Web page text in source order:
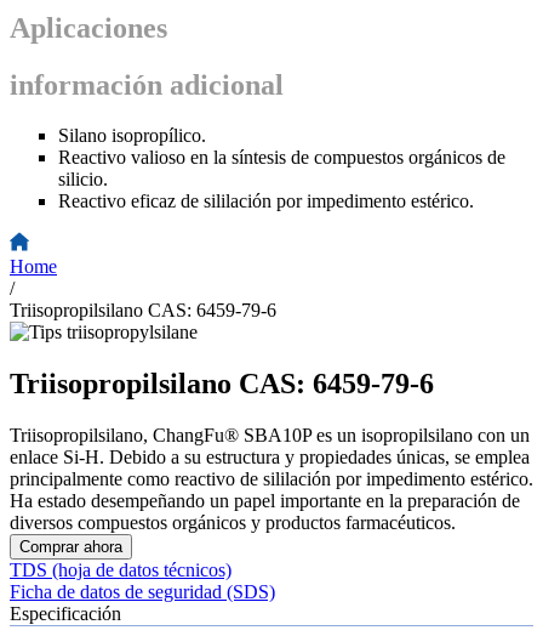
Aplicaciones
información adicional
Silano isopropílico.
Reactivo valioso en la síntesis de compuestos orgánicos de
silicio.
Reactivo eficaz de sililación por impedimento estérico.
Home
/
Triisopropilsilano CAS: 6459-79-6
Triisopropilsilano CAS: 6459-79-6
Triisopropilsilano, ChangFu® SBA10P es un isopropilsilano con un
enlace Si-H. Debido a su estructura y propiedades únicas, se emplea
principalmente como reactivo de sililación por impedimento estérico.
Ha estado desempeñando un papel importante en la preparación de
diversos compuestos orgánicos y productos farmacéuticos.
Comprar ahora
TDS (hoja de datos técnicos)
Ficha de datos de seguridad (SDS)
Especificación